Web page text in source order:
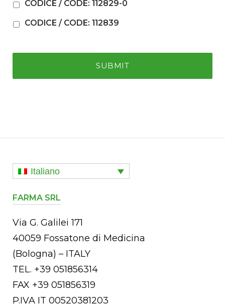
CODICE / CODE: 112829-0
CODICE / CODE: 112839
Italiano
FARMA SRL
Via G. Galilei 171
40059 Fossatone di Medicina
(Bologna) – ITALY
TEL. +39 051856314
FAX +39 051856319
P.IVA IT 00520381203